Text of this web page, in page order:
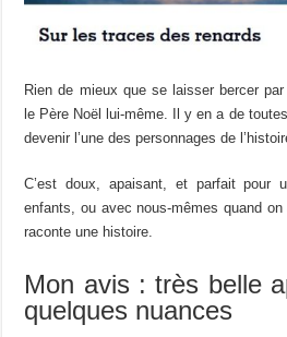
Rien de mieux que se laisser bercer
le Père Noël lui-même. Il y en a de
devenir l’une des personnages de
C’est doux, apaisant, et parfait pour
enfants, ou avec nous-mêmes quand on
raconte une histoire.
Mon avis : très belle
quelques nuances